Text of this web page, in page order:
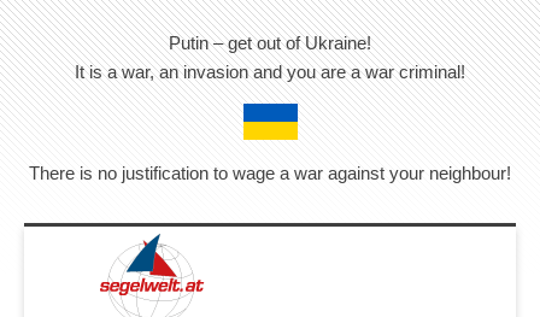
Putin – get out of Ukraine!
It is a war, an invasion and you are a war criminal!
There is no justification to wage a war against your neighbour!